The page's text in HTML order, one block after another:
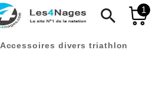
search 1
Accessoires divers triathlon